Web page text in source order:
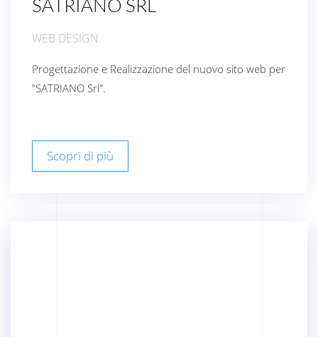
SATRIANO SRL
WEB DESIGN
Progettazione e Realizzazione del nuovo sito web per
"SATRIANO Srl".
Scopri di più